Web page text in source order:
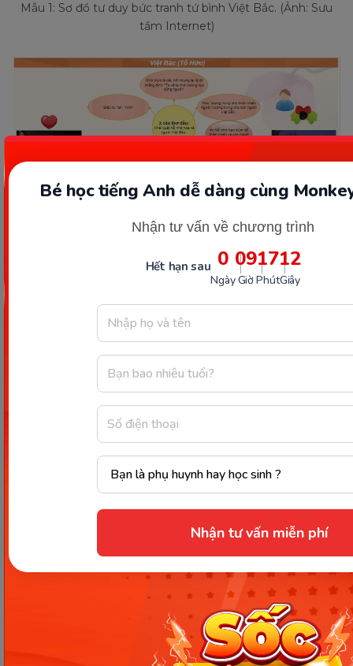
Bé học tiếng Anh dễ dàng cùng
Nhận tư vấn về chương trình
Hết hạn sau 0
Ngày
09
Giờ
17
Phút
10
Giây
Nhận tư vấn miễn phí
Mẫu 1: Sơ đồ tư duy bức tranh tứ bình Việt Bắc. (Ảnh: Sưu
tầm Internet)
Mẫu 2: Sơ đồ tư duy bức tranh tứ bình Việt Bắc. (Ảnh: Sưu
tầm Internet)
Sơ đồ tư duy cảm nhận bài thơ
Bài thơ Việt Bắc thể hiện tình cảm sâu nặng của cán
bộ, chiến sĩ đối với Việt Bắc - mảnh đất đã gắn bó với
họ trong suốt 9 năm kháng chiến chống Pháp. Tác
cảm để miêu tả vẻ đẹp thiên nhiên và con người